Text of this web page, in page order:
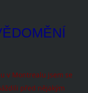
v Montrealu jsem se
před nějakým